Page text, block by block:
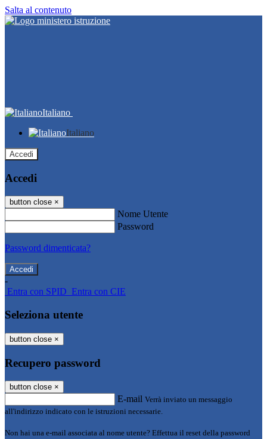
Salta al contenuto
Italiano
Italiano
Accedi
Accedi
button close ×
Nome Utente
Password
Password dimenticata?
-
Entra con SPID Entra con CIE
Seleziona utente
button close ×
Recupero password
button close ×
E-mail Verrà inviato un messaggio
all'indirizzo indicato con le istruzioni necessarie.
Non hai una e-mail associata al nome utente? Effettua il reset della password